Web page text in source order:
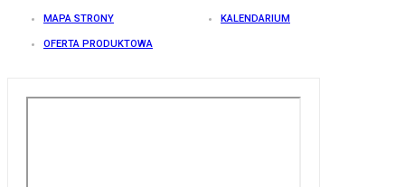
MAPA STRONY KALENDARIUM
OFERTA PRODUKTOWA